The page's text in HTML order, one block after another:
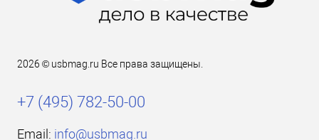
2026 © usbmag.ru Все права защищены.
+7 (495) 782-50-00
Email: info@usbmag.ru